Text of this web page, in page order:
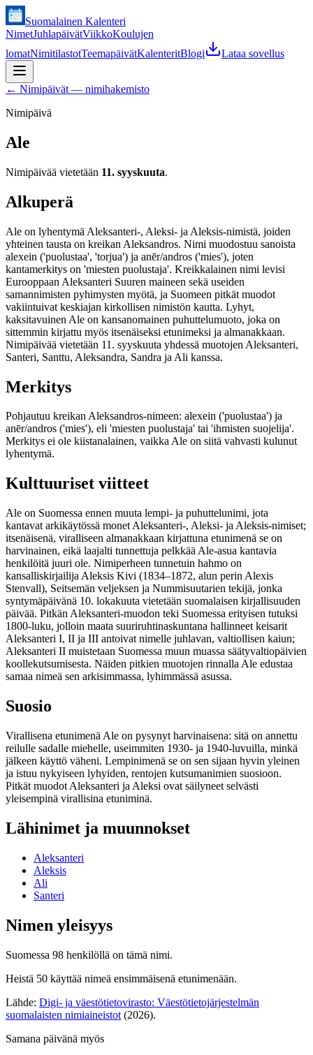
Suomalainen Kalenteri
NimetJuhlapäivätViikkoKoulujen
lomatNimitilastotTeemapäivätKalenteritBlogi Lataa sovellus
← Nimipäivät — nimihakemisto
Nimipäivä
Ale
Nimipäivää vietetään 11. syyskuuta.
Alkuperä
Ale on lyhentymä Aleksanteri-, Aleksi- ja Aleksis-nimistä, joiden
yhteinen tausta on kreikan Aleksandros. Nimi muodostuu sanoista
alexein ('puolustaa', 'torjua') ja anēr/andros ('mies'), joten
kantamerkitys on 'miesten puolustaja'. Kreikkalainen nimi levisi
Eurooppaan Aleksanteri Suuren maineen sekä useiden
samannimisten pyhimysten myötä, ja Suomeen pitkät muodot
vakiintuivat keskiajan kirkollisen nimistön kautta. Lyhyt,
kaksitavuinen Ale on kansanomainen puhuttelumuoto, joka on
sittemmin kirjattu myös itsenäiseksi etunimeksi ja almanakkaan.
Nimipäivää vietetään 11. syyskuuta yhdessä muotojen Aleksanteri,
Santeri, Santtu, Aleksandra, Sandra ja Ali kanssa.
Merkitys
Pohjautuu kreikan Aleksandros-nimeen: alexein ('puolustaa') ja
anēr/andros ('mies'), eli 'miesten puolustaja' tai 'ihmisten suojelija'.
Merkitys ei ole kiistanalainen, vaikka Ale on siitä vahvasti kulunut
lyhentymä.
Kulttuuriset viitteet
Ale on Suomessa ennen muuta lempi- ja puhuttelunimi, jota
kantavat arkikäytössä monet Aleksanteri-, Aleksi- ja Aleksis-nimiset;
itsenäisenä, viralliseen almanakkaan kirjattuna etunimenä se on
harvinainen, eikä laajalti tunnettuja pelkkää Ale-asua kantavia
henkilöitä juuri ole. Nimiperheen tunnetuin hahmo on
kansalliskirjailija Aleksis Kivi (1834–1872, alun perin Alexis
Stenvall), Seitsemän veljeksen ja Nummisuutarien tekijä, jonka
syntymäpäivänä 10. lokakuuta vietetään suomalaisen kirjallisuuden
päivää. Pitkän Aleksanteri-muodon teki Suomessa erityisen tutuksi
1800-luku, jolloin maata suuriruhtinaskuntana hallinneet keisarit
Aleksanteri I, II ja III antoivat nimelle juhlavan, valtiollisen kaiun;
Aleksanteri II muistetaan Suomessa muun muassa säätyvaltiopäivien
koollekutsumisesta. Näiden pitkien muotojen rinnalla Ale edustaa
samaa nimeä sen arkisimmassa, lyhimmässä asussa.
Suosio
Virallisena etunimenä Ale on pysynyt harvinaisena: sitä on annettu
reilulle sadalle miehelle, useimmiten 1930- ja 1940-luvuilla, minkä
jälkeen käyttö väheni. Lempinimenä se on sen sijaan hyvin yleinen
ja istuu nykyiseen lyhyiden, rentojen kutsumanimien suosioon.
Pitkät muodot Aleksanteri ja Aleksi ovat säilyneet selvästi
yleisempinä virallisina etuniminä.
Lähinimet ja muunnokset
Aleksanteri
Aleksis
Ali
Santeri
Nimen yleisyys
Suomessa 98 henkilöllä on tämä nimi.
Heistä 50 käyttää nimeä ensimmäisenä etunimenään.
Lähde: Digi- ja väestötietovirasto: Väestötietojärjestelmän
suomalaisten nimiaineistot (2026).
Samana päivänä myös